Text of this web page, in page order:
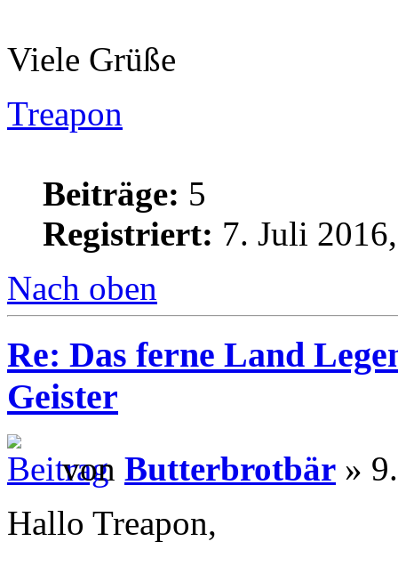
Viele Grüße
Treapon
Beiträge: 5
Registriert: 7. Juli
Nach oben
Re: Das ferne Land
Geister
von Butterbrotbär »
Hallo Treapon,